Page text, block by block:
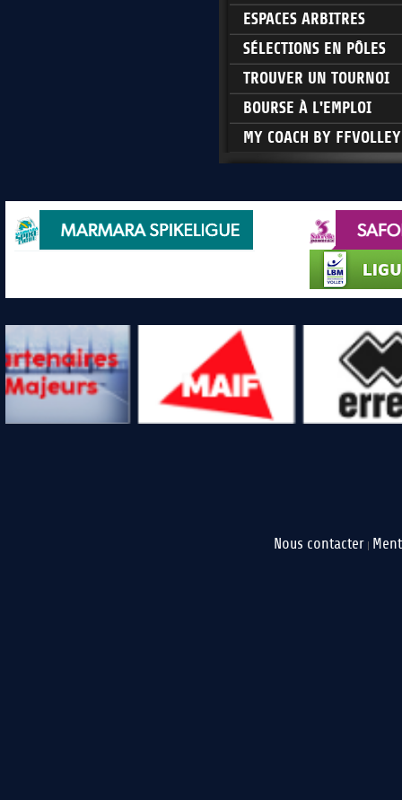
ESPACES ARBITRES
SÉLECTIONS EN PÔLES
TROUVER UN TOURNOI
BOURSE À L'EMPLOI
MY COACH BY FFVOLLEY
Nous contacter |